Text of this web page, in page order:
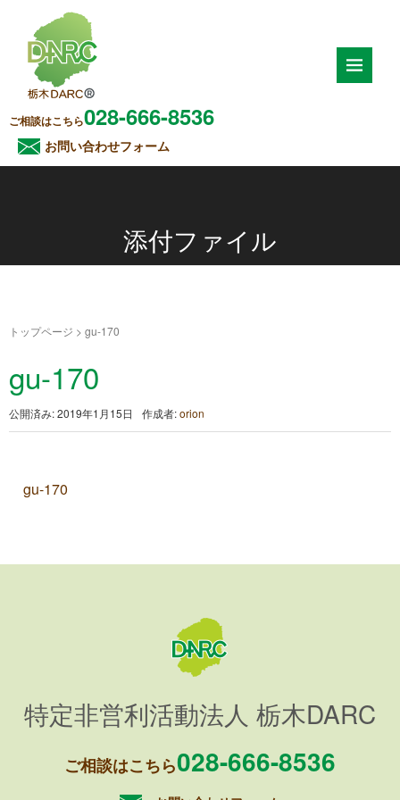
ご相談はこちら028-666-8536
お問い合わせフォーム
添付ファイル
トップページ > gu-170
gu-170
公開済み: 2019年1月15日 作成者:orion
gu-170
特定非営利活動法人 栃木DARC
ご相談はこちら028-666-8536